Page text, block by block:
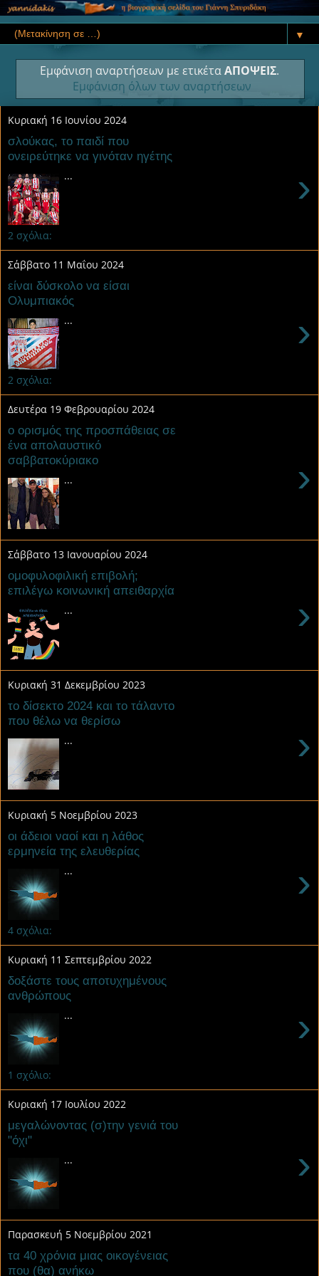
▼
Εμφάνιση αναρτήσεων με ετικέταΑΠΟΨΕΙΣ.
Εμφάνιση όλων των αναρτήσεων
Κυριακή 16 Ιουνίου 2024
σλούκας, το παιδί που
ονειρεύτηκε να γινόταν ηγέτης
›
...
2 σχόλια:
Σάββατο 11 Μαΐου 2024
είναι δύσκολο να είσαι
Ολυμπιακός
›
...
2 σχόλια:
Δευτέρα 19 Φεβρουαρίου 2024
ο ορισμός της προσπάθειας σε
ένα απολαυστικό
σαββατοκύριακο
›
...
Σάββατο 13 Ιανουαρίου 2024
ομοφυλοφιλική επιβολή;
επιλέγω κοινωνική απειθαρχία
›
...
Κυριακή 31 Δεκεμβρίου 2023
το δίσεκτο 2024 και το τάλαντο
που θέλω να θερίσω
›
...
Κυριακή 5 Νοεμβρίου 2023
οι άδειοι ναοί και η λάθος
ερμηνεία της ελευθερίας
›
...
4 σχόλια:
Κυριακή 11 Σεπτεμβρίου 2022
δοξάστε τους αποτυχημένους
ανθρώπους
›
...
1 σχόλιο:
Κυριακή 17 Ιουλίου 2022
μεγαλώνοντας (σ)την γενιά του
"όχι"
›
...
Παρασκευή 5 Νοεμβρίου 2021
τα 40 χρόνια μιας οικογένειας
που (θα) ανήκω